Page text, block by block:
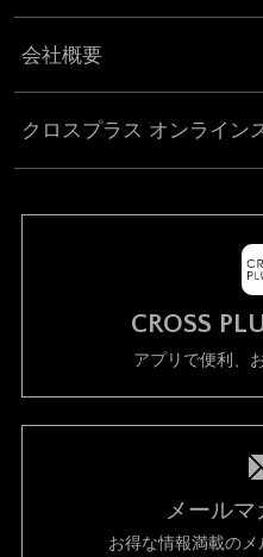
会社概要
クロスプラス オンライン
CROSS
アプリで便利、
メール
お得な情報満載のメ